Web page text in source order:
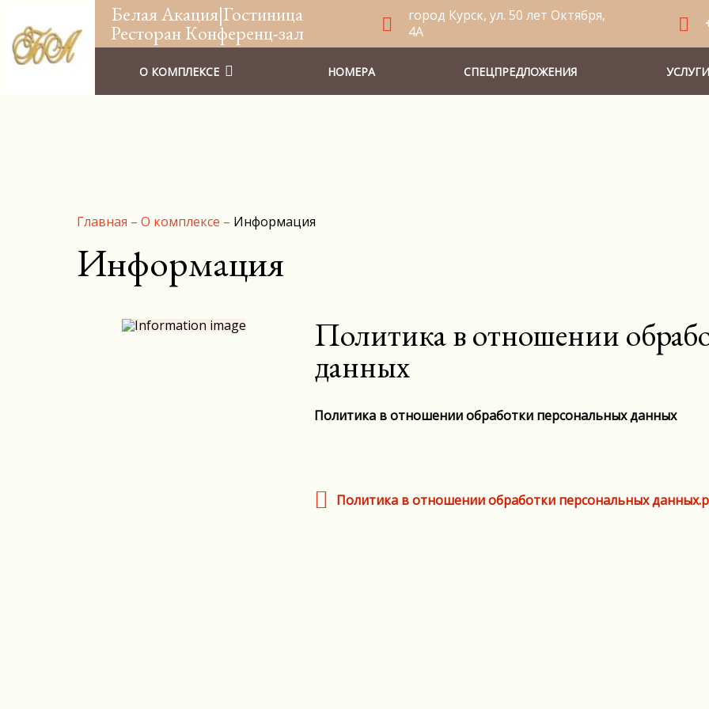
Белая Акация|Гостиница
Ресторан Конференц-зал
город Курск, ул. 50 лет Октября,
4А
О КОМПЛЕКСЕ НОМЕРА СПЕЦПРЕДЛОЖЕНИЯ
Главная – О комплексе – Информация
Информация
Политика в отношении
данных
Политика в отношении обработки персональных данных
Политика в отношении обработки персональных